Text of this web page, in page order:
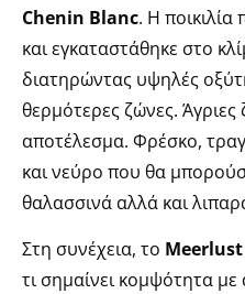
Chenin Blanc. Η
και εγκαταστάθηκε στο
διατηρώντας υψηλές
θερμότερες ζώνες.
αποτέλεσμα. Φρέσκο,
και νεύρο που θα
θαλασσινά αλλά και
Στη συνέχεια, το
τι σημαίνει κομψότητα